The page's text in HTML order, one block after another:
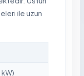
ile uzun
kW)